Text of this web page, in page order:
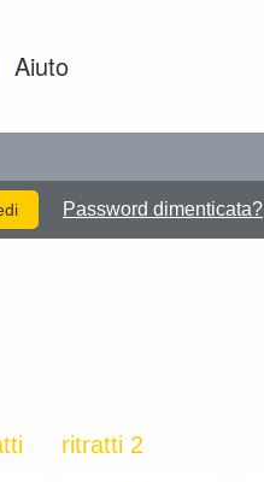
Aiuto
Password dimenticata?
ritratti 2